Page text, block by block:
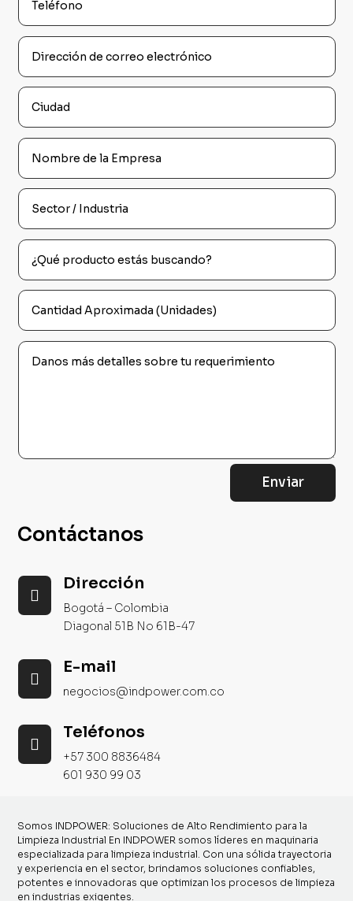
Enviar
Contáctanos

Dirección
Bogotá – Colombia
Diagonal 51B No 61B-47

E-mail
negocios@indpower.com.co

Teléfonos
+57 300 8836484
601 930 99 03
Somos INDPOWER: Soluciones de Alto Rendimiento para la
Limpieza Industrial En INDPOWER somos líderes en maquinaria
especializada para limpieza industrial. Con una sólida trayectoria
y experiencia en el sector, brindamos soluciones confiables,
potentes e innovadoras que optimizan los procesos de limpieza
en industrias exigentes.